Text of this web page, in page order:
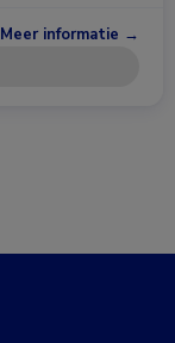
Meer informatie →